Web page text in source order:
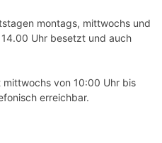
montags, mittwochs und
Uhr besetzt und auch
mittwochs von 10:00 Uhr bis
erreichbar.